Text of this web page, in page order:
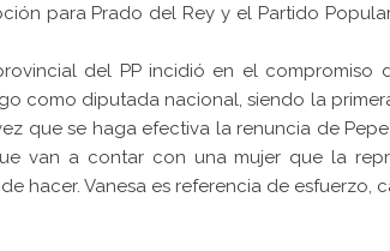
para Prado del Rey y el Partido
del PP incidió en el compromiso
como diputada nacional, siendo la
que se haga efectiva la renuncia de
van a contar con una mujer que la
hacer. Vanesa es referencia de esfuerzo,